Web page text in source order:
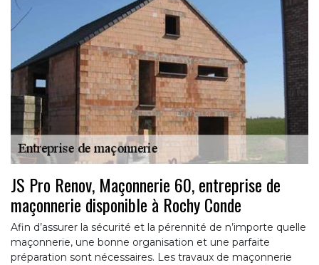
JS Pro Renov, Maçonnerie 60, entreprise de
maçonnerie disponible à Rochy Conde
Afin d’assurer la sécurité et la pérennité de n’importe quelle
maçonnerie, une bonne organisation et une parfaite
préparation sont nécessaires. Les travaux de maçonnerie